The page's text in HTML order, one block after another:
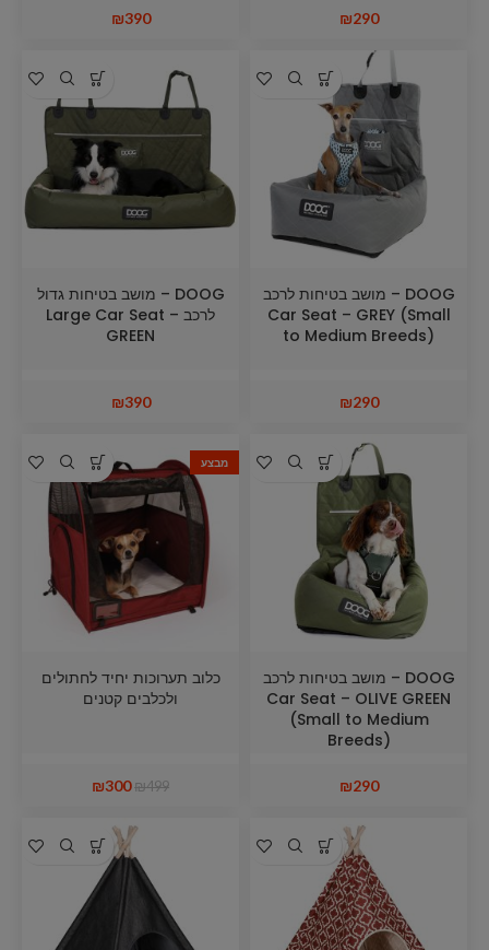
₪290
₪390
DOOG – מושב בטיחות לרכב
Car Seat – GREY (Small
to Medium Breeds)
₪290
DOOG – מושב בטיחות גדול
לרכב Large Car Seat –
GREEN
₪390
DOOG – מושב בטיחות לרכב
Car Seat – OLIVE GREEN
(Small to Medium
Breeds)
₪290
מבצע
כלוב תערוכות יחיד לחתולים
ולכלבים קטנים
₪499
₪300